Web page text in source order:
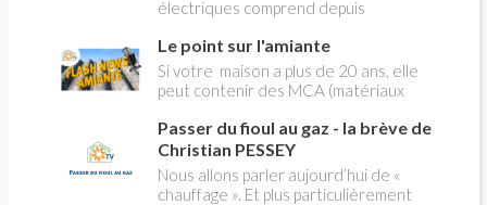
électriques comprend depuis
pleines, heures creuses. Aujourd'hui
Christian PESSEY vous explique tout
ce qu'il faut savoir sur la nouvelle
modification du système "heures
creuses" qui concerne près de 15
millions de Français !
Le point sur l'amiante
Si votre maison a plus de 20 ans, elle
peut contenir des MCA (matériaux
panique, on fait le point dans notre
flash news n°3 spéciale Amiante et
ses dangers avec Christian Pessey
Passer du fioul au gaz - la brève de
Christian PESSEY
Nous allons parler aujourd’hui de «
chauffage ». Et plus particulièrement